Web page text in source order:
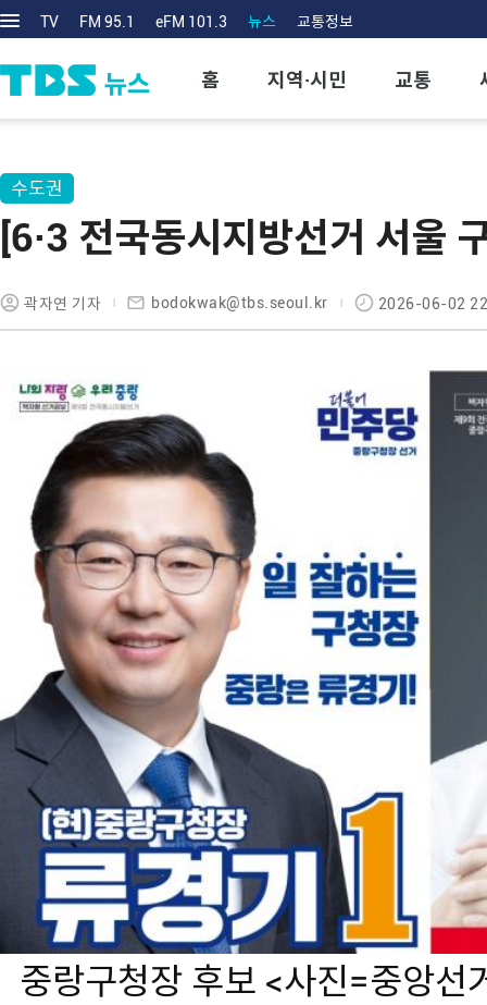
TV FM 95.1 eFM 101.3 뉴스 교통정보
홈 지역·시민 교통
수도권
[6·3 전국동시지방선거 서울
곽자연 기자 bodokwak@tbs.seoul.kr 2026-06-02
중랑구청장 후보 <사진=중앙선